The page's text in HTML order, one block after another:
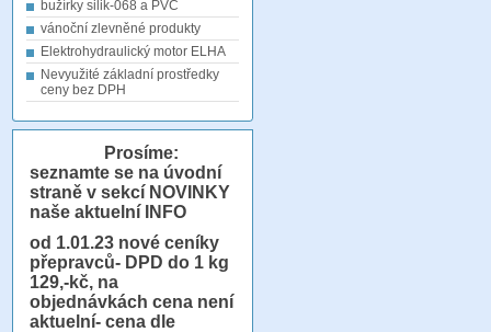
bužírky silik-068 a PVC
vánoční zlevněné produkty
Elektrohydraulický motor ELHA
Nevyužité základní prostředky
ceny bez DPH
Prosíme:
seznamte se na úvodní
straně v sekcí NOVINKY
naše aktuelní INFO
od 1.01.23 nové ceníky
přepravců- DPD do 1 kg
129,-kč, na
objednávkách cena není
aktuelní- cena dle